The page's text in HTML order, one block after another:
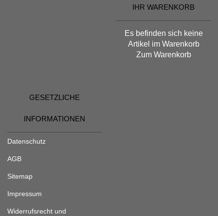
IHR WARENKORB
Es befinden sich keine
Artikel im Warenkorb
Zum Warenkorb
GESETZLICHE
INFORMATIONEN
Datenschutz
AGB
Sitemap
Impressum
Widerrufsrecht und